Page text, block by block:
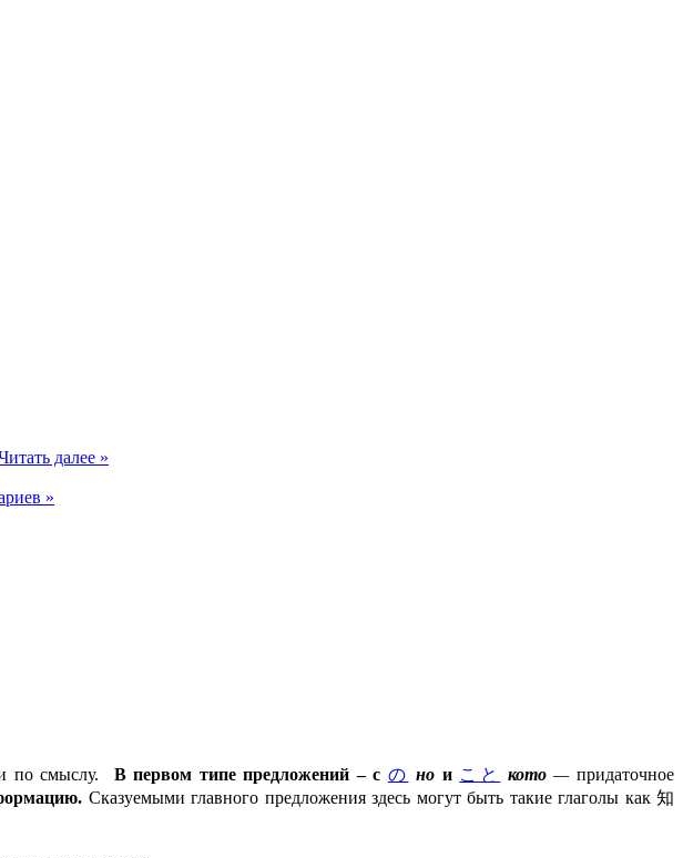
далее »
»
и по смыслу. В первом типе предложений – с の но и こと кото—придаточное
Сказуемыми главного предложения здесь могут быть такие глаголы как 知